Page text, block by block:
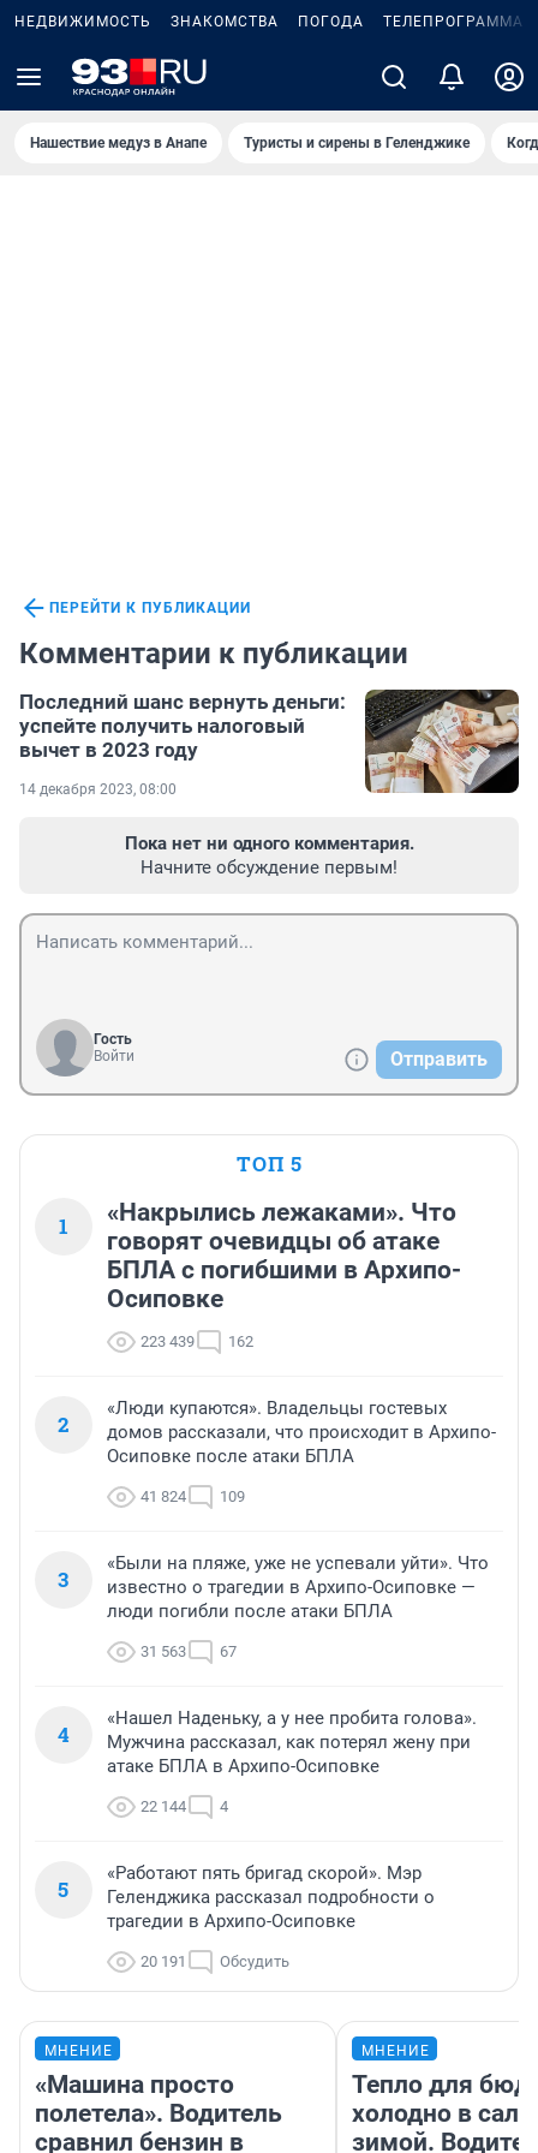
НЕДВИЖИМОСТЬ ЗНАКОМСТВА ПОГОДА ТЕЛЕПРОГРАММА
Нашествие медуз в Анапе Туристы и сирены в Геленджике
ПЕРЕЙТИ К ПУБЛИКАЦИИ
Комментарии к публикации
Последний шанс вернуть деньги:
успейте получить налоговый
вычет в 2023 году
14 декабря 2023, 08:00
Пока нет ни одного комментария.
Начните обсуждение первым!
Гость
Войти
Отправить
ТОП 5
1
«Накрылись лежаками». Что
говорят очевидцы об атаке
БПЛА с погибшими в Архипо-
Осиповке
223 439 162
2
«Люди купаются». Владельцы гостевых
домов рассказали, что происходит в Архипо-
Осиповке после атаки БПЛА
41 824 109
3
«Были на пляже, уже не успевали уйти». Что
известно о трагедии в Архипо-Осиповке —
люди погибли после атаки БПЛА
31 563 67
4
«Нашел Наденьку, а у нее пробита голова».
Мужчина рассказал, как потерял жену при
атаке БПЛА в Архипо-Осиповке
22 144 4
5
«Работают пять бригад скорой». Мэр
Геленджика рассказал подробности о
трагедии в Архипо-Осиповке
20 191 Обсудить
МНЕНИЕ
«Машина просто
полетела». Водитель
сравнил бензин в
МНЕНИЕ
Тепло для
холодно в
зимой.